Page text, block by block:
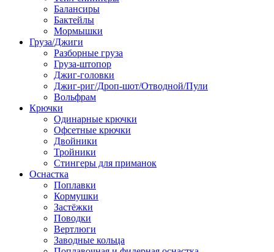
Балансиры
Бактейлы
Мормышки
Груза/Джиги
Разборные груза
Груза-штопор
Джиг-головки
Джиг-риг/Дроп-шот/Отводной/Пули
Вольфрам
Крючки
Одинарные крючки
Офсетные крючки
Двойники
Тройники
Стингеры для приманок
Оснастка
Поплавки
Кормушки
Застёжки
Поводки
Вертлюги
Заводные кольца